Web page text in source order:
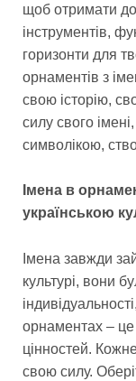
щоб отримати
інструментів,
горизонти для
орнаментів з
свою історію,
силу свого
символікою,
Імена в
українською
Імена завжди
культурі, вони
орнаментах – це
цінностей.
свою силу.